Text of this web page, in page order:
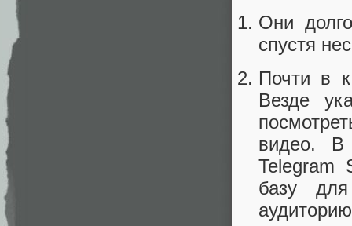
Они
спустя
Почти в
Везде
видео. В
Telegram
базу